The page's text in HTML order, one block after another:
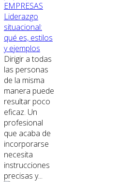
EMPRESAS
Liderazgo
situacional:
qué es, estilos
y ejemplos
Dirigir a todas
las personas
de la misma
manera puede
resultar poco
eficaz. Un
profesional
que acaba de
incorporarse
necesita
instrucciones
precisas y...